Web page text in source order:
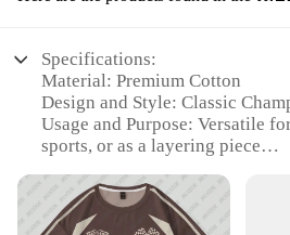
Specifications:
Material: Premium Cotton
Design and Style: Classic
Usage and Purpose: Versatile
sports, or as a layering piece
and durable
Shape or Size: Available in a